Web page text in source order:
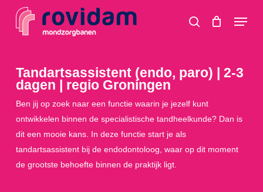
search
Menu
Tandartsassistent (endo, paro) | 2-3
dagen | regio Groningen
Ben jij op zoek naar een functie waarin je jezelf kunt
ontwikkelen binnen de specialistische tandheelkunde? Dan is
dit een mooie kans. In deze functie start je als
tandartsassistent bij de endodontoloog, waar op dit moment
de grootste behoefte binnen de praktijk ligt.